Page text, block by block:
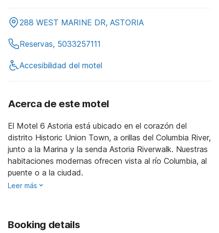
288 WEST MARINE DR, ASTORIA
Reservas, 5033257111
Accesibilidad del motel
Acerca de este motel
El Motel 6 Astoria está ubicado en el corazón del
distrito Historic Union Town, a orillas del Columbia River,
junto a la Marina y la senda Astoria Riverwalk. Nuestras
habitaciones modernas ofrecen vista al río Columbia, al
puente o a la ciudad.
Leer más
Booking details